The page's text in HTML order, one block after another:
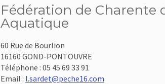
Fédération de Charente
Aquatique
60 Rue de Bourlion
16160 GOND-PONTOUVRE
Téléphone : 05 45 69 33 91
Email : l.sardet@peche16.com